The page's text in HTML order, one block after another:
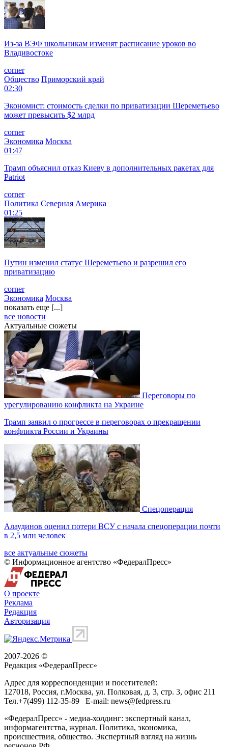
Из-за ВЭФ школьникам изменят расписание уроков во
Владивостоке
corner
Общество Приморский край
02:30
Экономист: стоимость сделки по приватизации Шереметьево
может превысить $2 млрд
corner
Экономика Москва
01:47
Трамп объяснил отказ Киеву в дополнительных ракетах для
Patriot
corner
Политика Северная Америка
01:25
Путин изменил статус Шереметьево и разрешил его
приватизацию
corner
Экономика Москва
показать еще [...]
все новости
Актуальные сюжеты
Переговоры по
урегулированию конфликта на Украине
Трамп заявил о прогрессе в переговорах о прекращении
конфликта России и Украины
Спецоперация
Алаудинов оценил потери ВСУ с начала спецоперации почти
в 2,5 млн человек
все актуальные сюжеты
© Информационное агентство «ФедералПресс»
О проекте
Реклама
Редакция
Авторизация
2007-2026 ©
Редакция «ФедералПресс»
Адрес для корреспонденции и посетителей:
127018, Россия, г.Москва, ул. Полковая, д. 3, стр. 3, офис 211
Тел.+7(499) 112-35-89 E-mail: news@fedpress.ru
«ФедералПресс» - медиа-холдинг: экспертный канал,
информагентства, журнал. Политика, экономика,
происшествия, общество. Экспертный взгляд на жизнь